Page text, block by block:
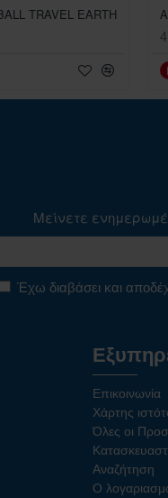
TRAVEL EARTH
Μείνετε
Έχω διαβάσει και
Επικοινωνία
Χάρτης
Όλες οι
Αναζήτηση
Ο